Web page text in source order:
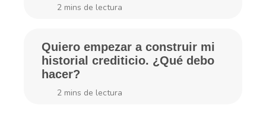
2 mins de lectura
Quiero empezar a construir mi
historial crediticio. ¿Qué debo
hacer?
2 mins de lectura